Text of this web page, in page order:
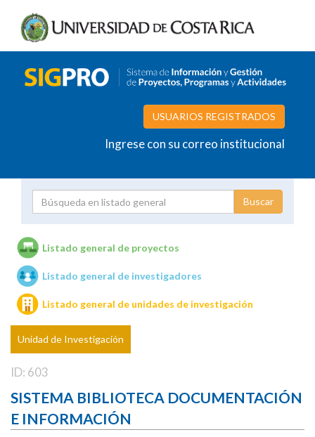
USUARIOS REGISTRADOS
Ingrese con su correo institucional
Unidades de investigación
Listado general de proyectos
Listado general de investigadores
Listado general de unidades de investigación
Unidad de Investigación
ID: 603
SISTEMA BIBLIOTECA DOCUMENTACIÓN
E INFORMACIÓN